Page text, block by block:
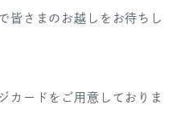
さまのお越しをお待ちし
カードをご用意しておりま